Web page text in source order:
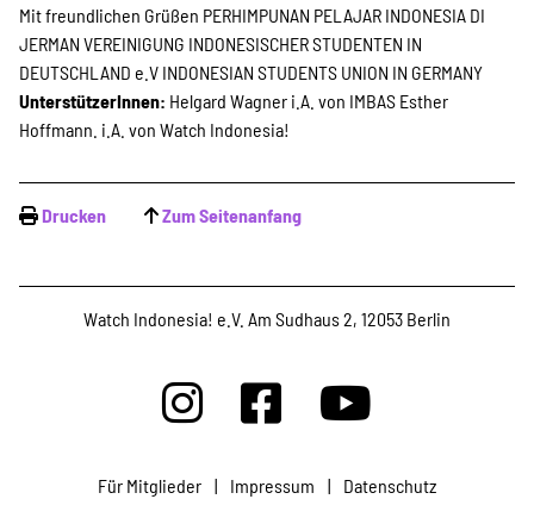
Mit freundlichen Grüßen PERHIMPUNAN PELAJAR INDONESIA DI
JERMAN VEREINIGUNG INDONESISCHER STUDENTEN IN
DEUTSCHLAND e.V INDONESIAN STUDENTS UNION IN GERMANY
UnterstützerInnen: Helgard Wagner i.A. von IMBAS Esther
Hoffmann. i.A. von Watch Indonesia!
Drucken Zum Seitenanfang
Watch Indonesia! e.V. Am Sudhaus 2, 12053 Berlin
Für Mitglieder | Impressum | Datenschutz